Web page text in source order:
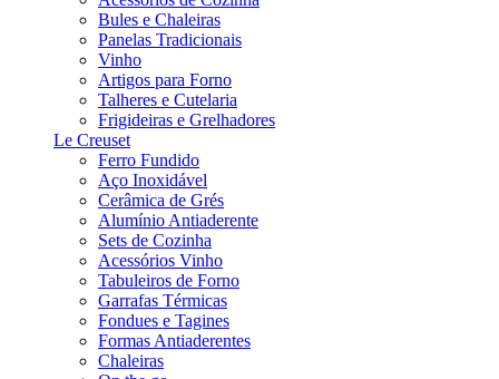
Bules e Chaleiras
Panelas Tradicionais
Vinho
Artigos para Forno
Talheres e Cutelaria
Frigideiras e Grelhadores
Le Creuset
Ferro Fundido
Aço Inoxidável
Cerâmica de Grés
Alumínio Antiaderente
Sets de Cozinha
Acessórios Vinho
Tabuleiros de Forno
Garrafas Térmicas
Fondues e Tagines
Formas Antiaderentes
Chaleiras